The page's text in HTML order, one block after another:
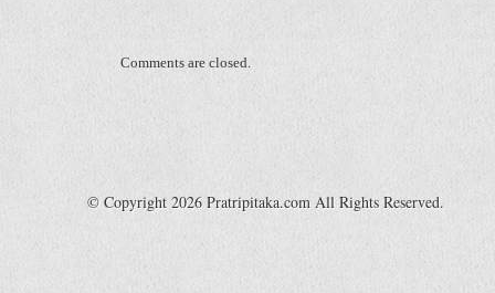
Comments are closed.
© Copyright 2026 Pratripitaka.com All Rights Reserved.